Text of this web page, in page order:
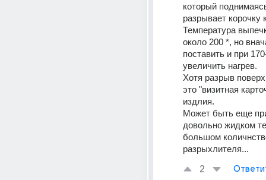
который
разрывает корочку
Температура
около 200 *, но
поставить и при
увеличить нагрев.
Хотя разрыв
это "визитная
издлия.
Может быть еще
довольно жидком
большом
разрыхлителя...
2